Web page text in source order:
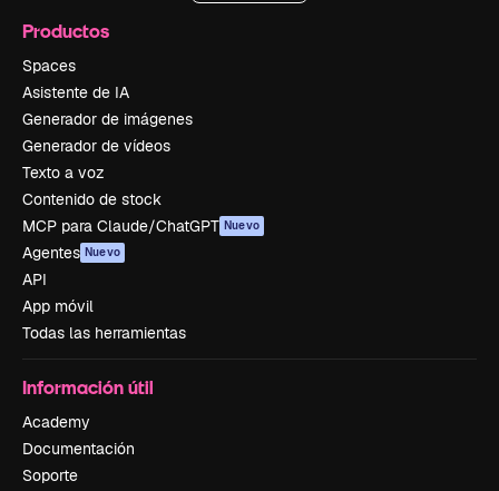
Productos
Spaces
Asistente de IA
Generador de imágenes
Generador de vídeos
Texto a voz
Contenido de stock
MCP para Claude/ChatGPT Nuevo
Agentes Nuevo
API
App móvil
Todas las herramientas
Información útil
Academy
Documentación
Soporte